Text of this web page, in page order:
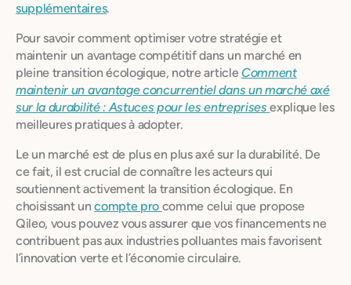
supplémentaires.
Pour savoir comment optimiser votre stratégie et
maintenir un avantage compétitif dans un marché en
pleine transition écologique, notre article Comment
maintenir un avantage concurrentiel dans un marché axé
sur la durabilité : Astuces pour les entreprises explique les
meilleures pratiques à adopter.
Le un marché est de plus en plus axé sur la durabilité. De
ce fait, il est crucial de connaître les acteurs qui
soutiennent activement la transition écologique. En
choisissant uncompte pro comme celui que propose
Qileo, vous pouvez vous assurer que vos financements ne
contribuent pas aux industries polluantes mais favorisent
l’innovation verte et l’économie circulaire.